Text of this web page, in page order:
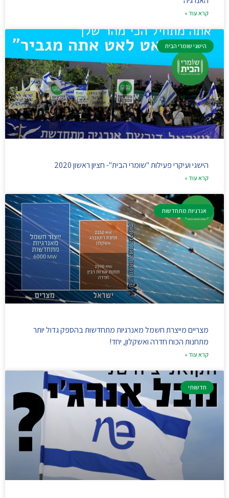
קרא עוד »
הישגי שומרי הבית
הישגי ועיקרי פעילות "שומרי הבית"- חציון ראשון 2020
קרא עוד »
אנרגיות מתחדשות
מצריים מייצרת חשמל מאנרגיות מתחדשות בהספק גדול יותר
מתחנות הכוח חדרה ואשקלון, יחד!
קרא עוד »
חדשותי